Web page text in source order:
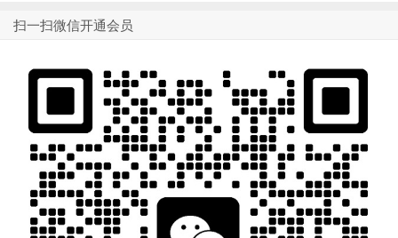
扫一扫微信开通会员